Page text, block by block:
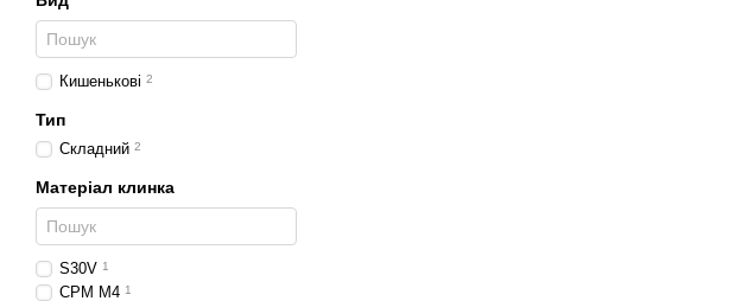
Кишенькові 2
Тип
Складний 2
Матеріал клинка
S30V 1
CPM M4 1